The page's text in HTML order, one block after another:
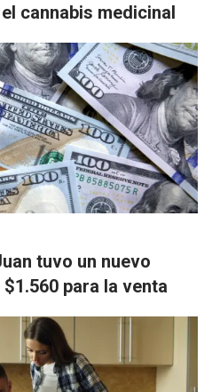
cannabis medicinal
tuvo un nuevo
para la venta